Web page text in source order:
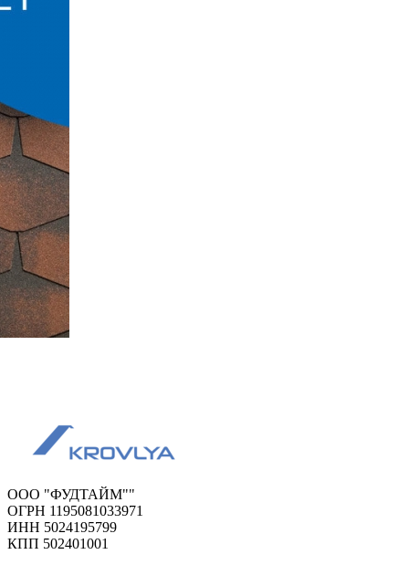
ООО "ФУДТАЙМ""
ОГРН 1195081033971
ИНН 5024195799
КПП 502401001